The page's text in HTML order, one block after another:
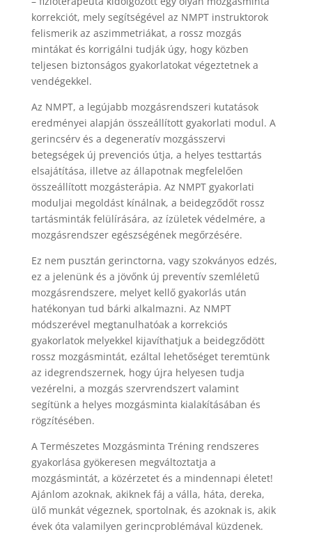
korrekciót, mely segítségével az NMPT instruktorok
felismerik az aszimmetriákat, a rossz mozgás
mintákat és korrigálni tudják úgy, hogy közben
teljesen biztonságos gyakorlatokat végeztetnek a
vendégekkel.
Az NMPT, a legújabb mozgásrendszeri kutatások
eredményei alapján összeállított gyakorlati modul. A
gerincsérv és a degeneratív mozgásszervi
betegségek új prevenciós útja, a helyes testtartás
elsajátítása, illetve az állapotnak megfelelően
összeállított mozgásterápia. Az NMPT gyakorlati
moduljai megoldást kínálnak, a beidegződőt rossz
tartásminták felülírására, az ízületek védelmére, a
mozgásrendszer egészségének megőrzésére.
Ez nem pusztán gerinctorna, vagy szokványos edzés,
ez a jelenünk és a jövőnk új preventív szemléletű
mozgásrendszere, melyet kellő gyakorlás után
hatékonyan tud bárki alkalmazni. Az NMPT
módszerével megtanulhatóak a korrekciós
gyakorlatok melyekkel kijavíthatjuk a beidegződött
rossz mozgásmintát, ezáltal lehetőséget teremtünk
az idegrendszernek, hogy újra helyesen tudja
vezérelni, a mozgás szervrendszert valamint
segítünk a helyes mozgásminta kialakításában és
rögzítésében.
A Természetes Mozgásminta Tréning rendszeres
gyakorlása gyökeresen megváltoztatja a
mozgásmintát, a közérzetet és a mindennapi életet!
Ajánlom azoknak, akiknek fáj a válla, háta, dereka,
ülő munkát végeznek, sportolnak, és azoknak is, akik
évek óta valamilyen gerincproblémával küzdenek.